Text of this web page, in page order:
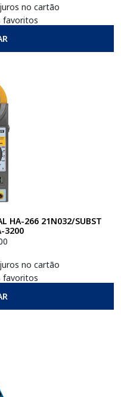
no cartão
favoritos
HA-266 21N032/SUBST
3200
no cartão
favoritos